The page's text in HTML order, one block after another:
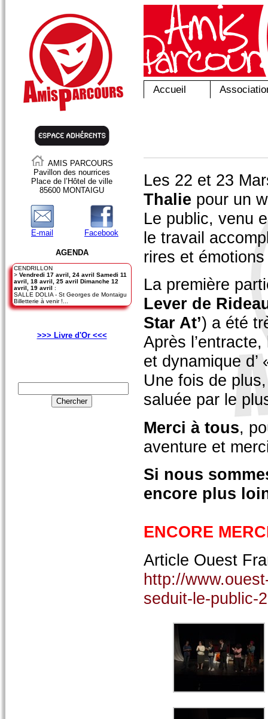
Accueil
Les 22 et 23
Thalie pour un
Le public, venu
le travail
rires et
La première
Lever de
Star At’) a été
Après
et dynamique d’
Une fois de
saluée par le
Merci à tous,
aventure et
Si nous
encore plus
ENCORE
Article Ouest
http://
seduit-le-public-
AMIS PARCOURS
Pavillon des nourrices
Place de l’Hôtel de ville
85600 MONTAIGU
E-mail Facebook
AGENDA
CENDRILLON
> Vendredi 17 avril, 24 avril Samedi 11
avril, 18 avril, 25 avril Dimanche 12
avril, 19 avril :
SALLE DOLIA - St Georges de Montaigu
Billetterie à venir !...
>>> Livre d'Or <<<